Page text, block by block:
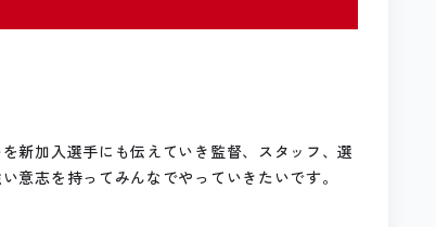
新加入選手にも伝えていき監督、スタッフ、選
意志を持ってみんなでやっていきたいです。